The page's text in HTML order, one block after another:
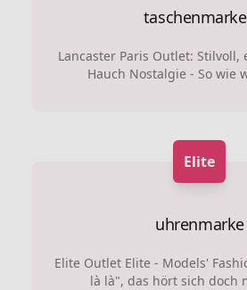
Lancaster Paris Outlet: Stilvoll,
Hauch Nostalgie - So wie
Elite
uhrenmarke
Elite Outlet Elite - Models'
là là", das hört sich doch